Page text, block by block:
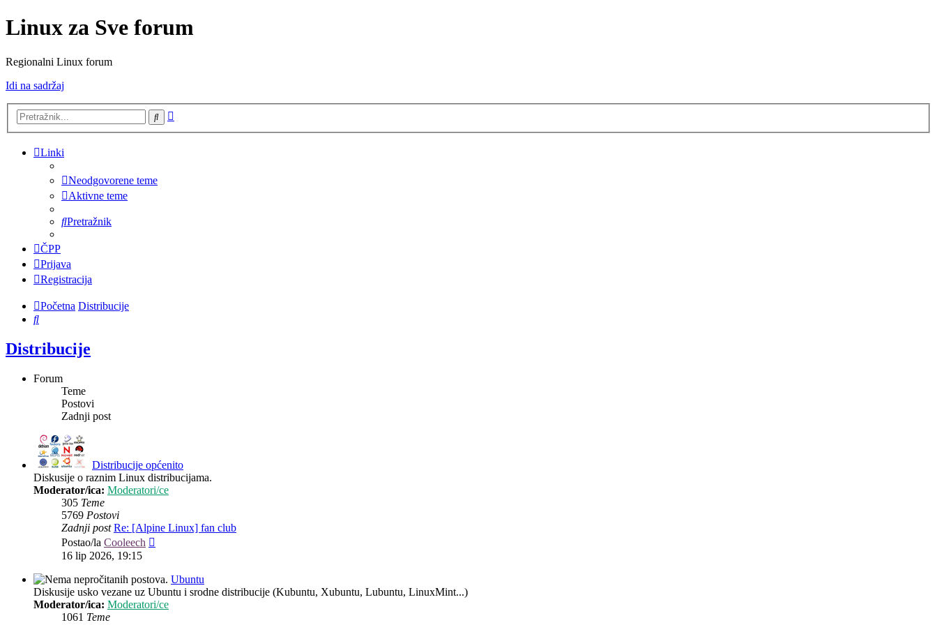
Linux za Sve forum
Regionalni Linux forum
Idi na sadržaj
Pretražnik
Linki
Neodgovorene teme
Aktivne teme
Pretražnik
ČPP
Prijava
Registracija
Početna Distribucije
Pretražnik
Distribucije
Forum
Teme
Postovi
Zadnji post
Distribucije općenito
Diskusije o raznim Linux distribucijama.
Moderator/ica: Moderatori/ce
305 Teme
5769 Postovi
Zadnji post Re: [Alpine Linux] fan club
Postao/la Cooleech
16 lip 2026, 19:15
Ubuntu
Diskusije usko vezane uz Ubuntu i srodne distribucije (Kubuntu, Xubuntu, Lubuntu, LinuxMint...)
Moderator/ica: Moderatori/ce
1061 Teme